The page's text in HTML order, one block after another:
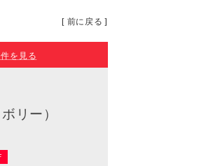
[ 前に戻る ]
を見る
リー）